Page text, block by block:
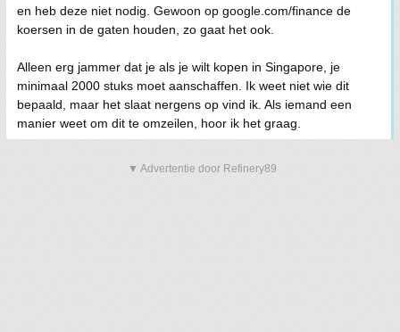
en heb deze niet nodig. Gewoon op google.com/finance de
koersen in de gaten houden, zo gaat het ook.
Alleen erg jammer dat je als je wilt kopen in Singapore, je
minimaal 2000 stuks moet aanschaffen. Ik weet niet wie dit
bepaald, maar het slaat nergens op vind ik. Als iemand een
manier weet om dit te omzeilen, hoor ik het graag.
▼ Advertentie door Refinery89